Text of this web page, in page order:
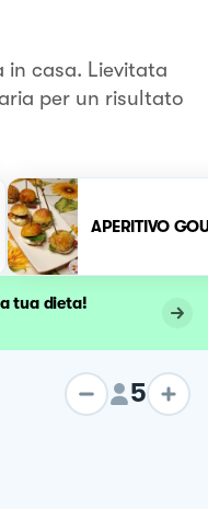
in casa. Lievitata
per un risultato
APERITIVO
tua dieta!
5